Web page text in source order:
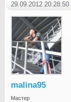
29.09.2012 20:28:50
malina95
Мастер